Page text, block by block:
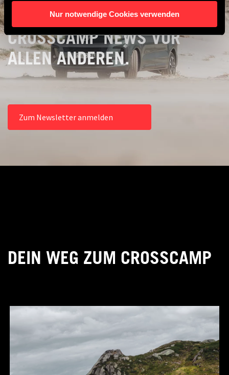
Nur notwendige Cookies verwenden
REISETIPPS UND
CROSSCAMP NEWS VOR
ALLEN ANDEREN.
Zum Newsletter anmelden
DEIN WEG ZUM CROSSCAMP